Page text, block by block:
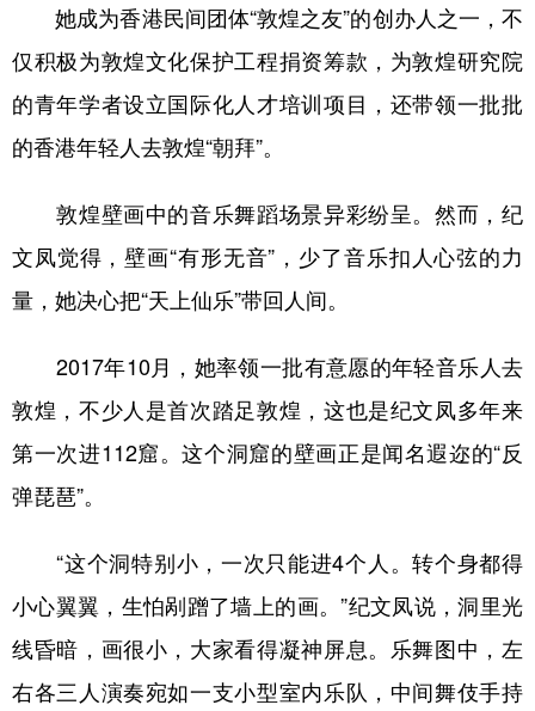
她成为香港民间团体“敦煌之友”的创办人之一，不
仅积极为敦煌文化保护工程捐资筹款，为敦煌研究院
的青年学者设立国际化人才培训项目，还带领一批批
的香港年轻人去敦煌“朝拜”。
敦煌壁画中的音乐舞蹈场景异彩纷呈。然而，纪
文凤觉得，壁画“有形无音”，少了音乐扣人心弦的力
量，她决心把“天上仙乐”带回人间。
2017年10月，她率领一批有意愿的年轻音乐人去
敦煌，不少人是首次踏足敦煌，这也是纪文凤多年来
第一次进112窟。这个洞窟的壁画正是闻名遐迩的“反
弹琵琶”。
“这个洞特别小，一次只能进4个人。转个身都得
小心翼翼，生怕剐蹭了墙上的画。”纪文凤说，洞里光
线昏暗，画很小，大家看得凝神屏息。乐舞图中，左
右各三人演奏宛如一支小型室内乐队，中间舞伎手持